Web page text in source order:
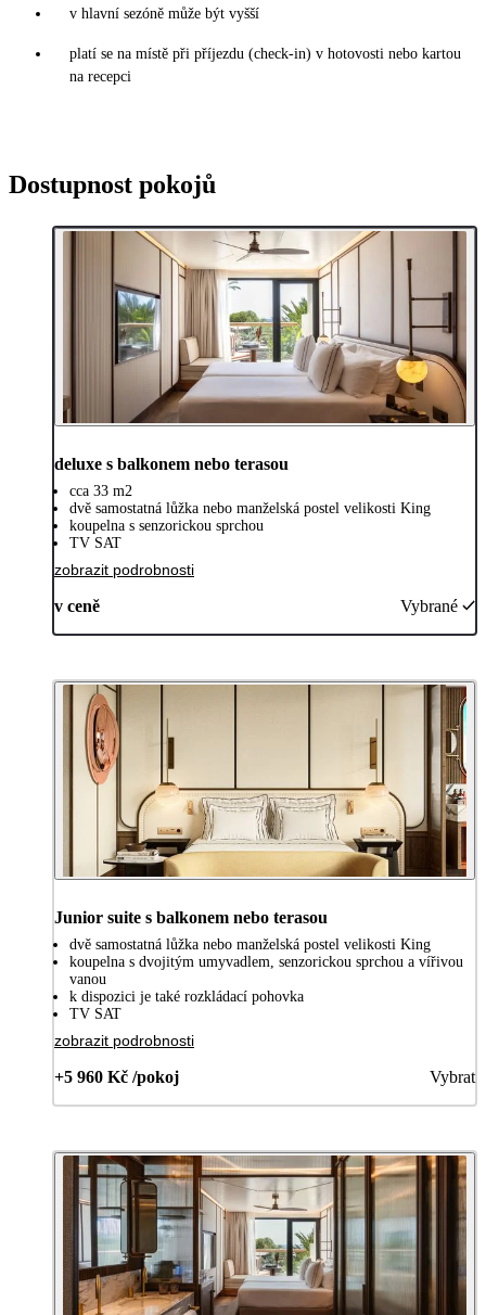
v hlavní sezóně může být vyšší
platí se na místě při příjezdu (check-in) v hotovosti nebo kartou
na recepci
Dostupnost pokojů
deluxe s balkonem nebo terasou
cca 33 m2
dvě samostatná lůžka nebo manželská postel velikosti King
koupelna s senzorickou sprchou
TV SAT
zobrazit podrobnosti
v ceně Vybrané
Junior suite s balkonem nebo terasou
dvě samostatná lůžka nebo manželská postel velikosti King
koupelna s dvojitým umyvadlem, senzorickou sprchou a vířivou
vanou
k dispozici je také rozkládací pohovka
TV SAT
zobrazit podrobnosti
+5 960 Kč /pokoj Vybrat